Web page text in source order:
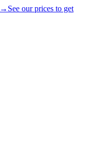
→ See our prices to get